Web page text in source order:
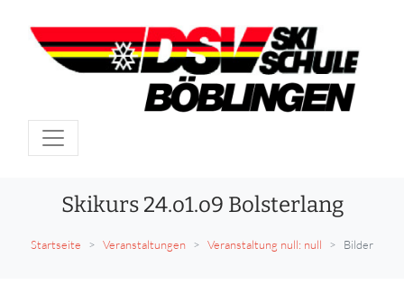
Skikurs 24.o1.o9 Bolsterlang
Startseite Veranstaltungen Veranstaltung null: null Bilder